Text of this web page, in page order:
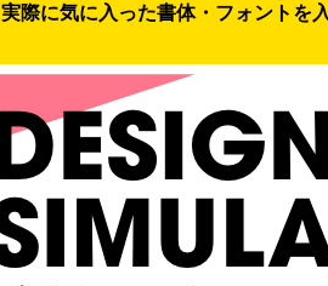
実際に気に入った書体・フォントを